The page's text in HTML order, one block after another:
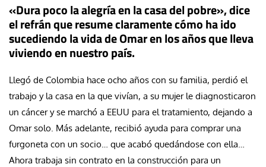
«Dura poco la alegría en la casa del pobre», dice
el refrán que resume claramente cómo ha ido
sucediendo la vida de Omar en los años que lleva
viviendo en nuestro país.
Llegó de Colombia hace ocho años con su familia, perdió el
trabajo y la casa en la que vivían, a su mujer le diagnosticaron
un cáncer y se marchó a EEUU para el tratamiento, dejando a
Omar solo. Más adelante, recibió ayuda para comprar una
furgoneta con un socio… que acabó quedándose con ella…
Ahora trabaja sin contrato en la construcción para un